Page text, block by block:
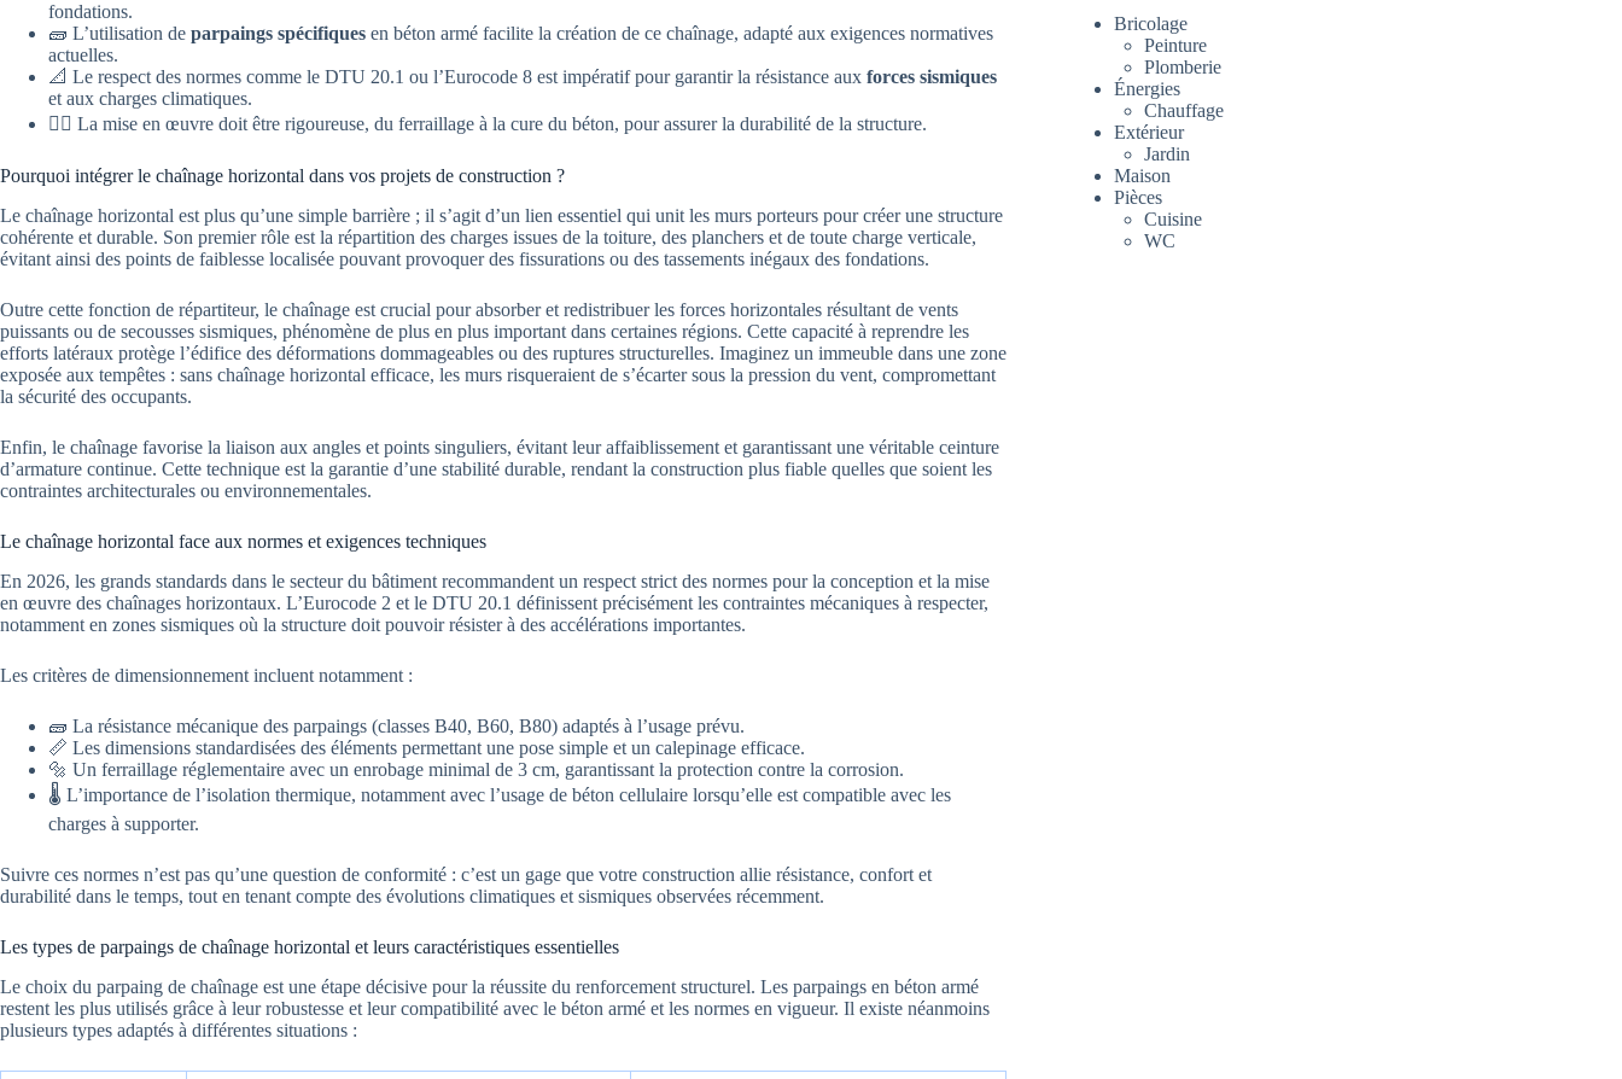
fondations.
🧱 L’utilisation de parpaings spécifiques en béton armé facilite la création de ce chaînage, adapté aux exigences normatives
actuelles.
📐 Le respect des normes comme le DTU 20.1 ou l’Eurocode 8 est impératif pour garantir la résistance aux forces sismiques
et aux charges climatiques.
👷‍♂️ La mise en œuvre doit être rigoureuse, du ferraillage à la cure du béton, pour assurer la durabilité de la structure.
Pourquoi intégrer le chaînage horizontal dans vos projets de construction ?
Le chaînage horizontal est plus qu’une simple barrière ; il s’agit d’un lien essentiel qui unit les murs porteurs pour créer une structure
cohérente et durable. Son premier rôle est la répartition des charges issues de la toiture, des planchers et de toute charge verticale,
évitant ainsi des points de faiblesse localisée pouvant provoquer des fissurations ou des tassements inégaux des fondations.
Outre cette fonction de répartiteur, le chaînage est crucial pour absorber et redistribuer les forces horizontales résultant de vents
puissants ou de secousses sismiques, phénomène de plus en plus important dans certaines régions. Cette capacité à reprendre les
efforts latéraux protège l’édifice des déformations dommageables ou des ruptures structurelles. Imaginez un immeuble dans une zone
exposée aux tempêtes : sans chaînage horizontal efficace, les murs risqueraient de s’écarter sous la pression du vent, compromettant
la sécurité des occupants.
Enfin, le chaînage favorise la liaison aux angles et points singuliers, évitant leur affaiblissement et garantissant une véritable ceinture
d’armature continue. Cette technique est la garantie d’une stabilité durable, rendant la construction plus fiable quelles que soient les
contraintes architecturales ou environnementales.
Le chaînage horizontal face aux normes et exigences techniques
En 2026, les grands standards dans le secteur du bâtiment recommandent un respect strict des normes pour la conception et la mise
en œuvre des chaînages horizontaux. L’Eurocode 2 et le DTU 20.1 définissent précisément les contraintes mécaniques à respecter,
notamment en zones sismiques où la structure doit pouvoir résister à des accélérations importantes.
Les critères de dimensionnement incluent notamment :
🧱 La résistance mécanique des parpaings (classes B40, B60, B80) adaptés à l’usage prévu.
📏 Les dimensions standardisées des éléments permettant une pose simple et un calepinage efficace.
🔩 Un ferraillage réglementaire avec un enrobage minimal de 3 cm, garantissant la protection contre la corrosion.
🌡️ L’importance de l’isolation thermique, notamment avec l’usage de béton cellulaire lorsqu’elle est compatible avec les
charges à supporter.
Suivre ces normes n’est pas qu’une question de conformité : c’est un gage que votre construction allie résistance, confort et
durabilité dans le temps, tout en tenant compte des évolutions climatiques et sismiques observées récemment.
Les types de parpaings de chaînage horizontal et leurs caractéristiques essentielles
Le choix du parpaing de chaînage est une étape décisive pour la réussite du renforcement structurel. Les parpaings en béton armé
restent les plus utilisés grâce à leur robustesse et leur compatibilité avec le béton armé et les normes en vigueur. Il existe néanmoins
plusieurs types adaptés à différentes situations :
Bricolage
Peinture
Plomberie
Énergies
Chauffage
Extérieur
Jardin
Maison
Pièces
Cuisine
WC